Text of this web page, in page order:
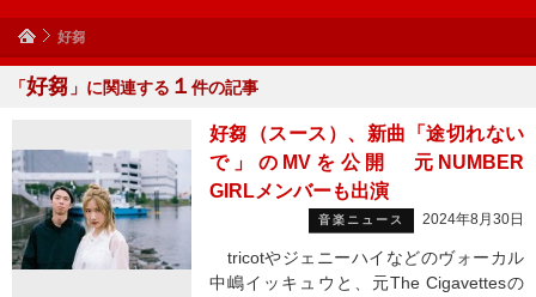
好芻
「好芻 」に関連する １ 件の記事
好芻（スース）、新曲「途切れない
で」のMVを公開 元NUMBER
GIRLメンバーも出演
音楽ニュース 2024年8月30日
tricotやジェニーハイなどのヴォーカル
中嶋イッキュウと、元The Cigavettesの